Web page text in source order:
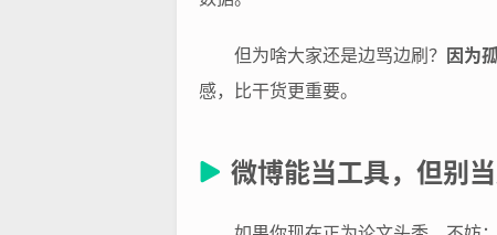
但为啥大家还是边骂边刷？ 因为
感，比干货更重要。
微博能当工具，但别